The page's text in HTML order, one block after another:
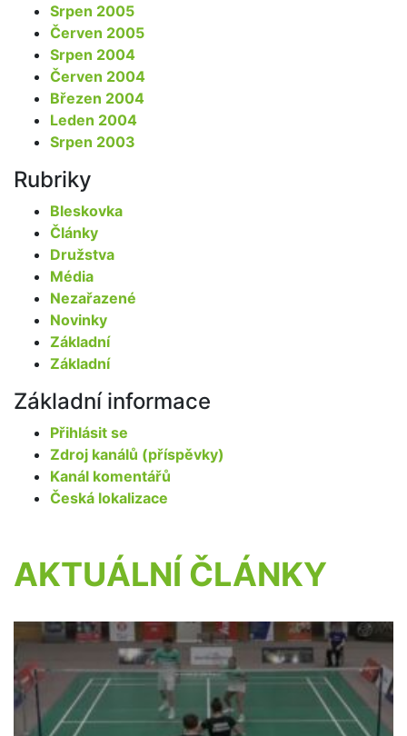
Srpen 2005
Červen 2005
Srpen 2004
Červen 2004
Březen 2004
Leden 2004
Srpen 2003
Rubriky
Bleskovka
Články
Družstva
Média
Nezařazené
Novinky
Základní
Základní
Základní informace
Přihlásit se
Zdroj kanálů (příspěvky)
Kanál komentářů
Česká lokalizace
AKTUÁLNÍ ČLÁNKY